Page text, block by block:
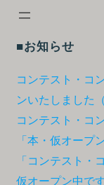
■お知らせ
コンテスト・コ
ンいたしました
コンテスト・コ
「本・仮オープ
「コンテスト・
仮オープン中で